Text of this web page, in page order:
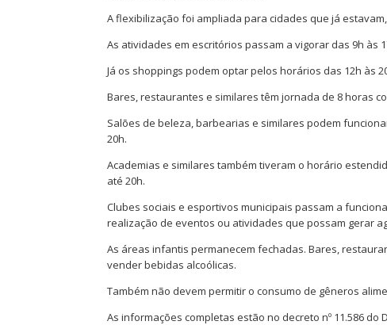
A flexibilização foi ampliada para cidades que já
As atividades em escritórios passam a vigorar das 9h às
Já os shoppings podem optar pelos horários das 12h às
Bares, restaurantes e similares têm jornada de 8 horas
Salões de beleza, barbearias e similares podem
20h.
Academias e similares também tiveram o horário
até 20h.
Clubes sociais e esportivos municipais passam a
realização de eventos ou atividades que possam gerar
As áreas infantis permanecem fechadas. Bares,
vender bebidas alcoólicas.
Também não devem permitir o consumo de gêneros
As informações completas estão no decreto nº 11.586 do